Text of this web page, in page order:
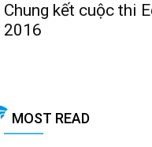
Chung kết cuộc thi
2016
MOST READ